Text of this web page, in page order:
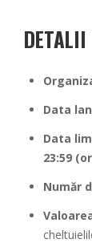
Data
Data
23:59
Număr